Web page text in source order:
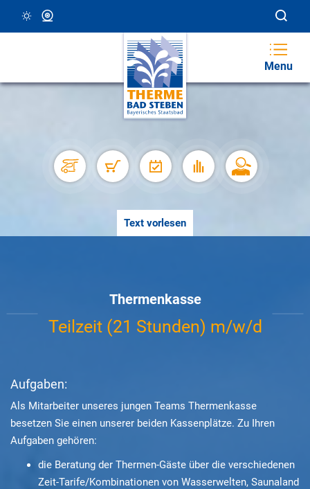
12 °C, Klar/Sonnig
Menu
Text vorlesen
Thermenkasse
Teilzeit (21 Stunden) m/w/d
Aufgaben:
Als Mitarbeiter unseres jungen Teams Thermenkasse
besetzen Sie einen unserer beiden Kassenplätze. Zu Ihren
Aufgaben gehören:
die Beratung der Thermen-Gäste über die verschiedenen
Zeit-Tarife/Kombinationen von Wasserwelten, Saunaland